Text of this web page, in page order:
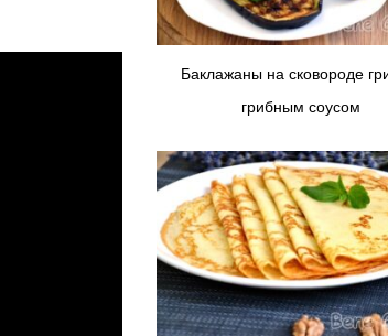
Баклажаны на сковороде
грибным соусом